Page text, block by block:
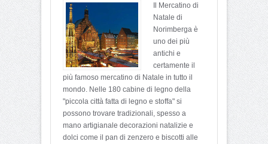
Il Mercatino di
Natale di
Norimberga è
uno dei più
antichi e
certamente il
più famoso mercatino di Natale in tutto il
mondo. Nelle 180 cabine di legno della
"piccola città fatta di legno e stoffa" si
possono trovare tradizionali, spesso a
mano artigianale decorazioni natalizie e
dolci come il pan di zenzero e biscotti alle